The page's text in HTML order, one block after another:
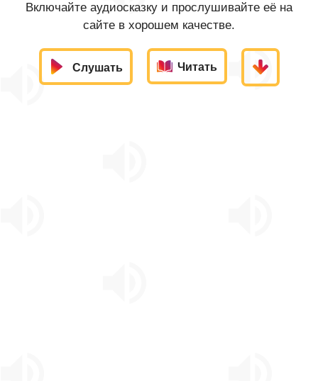
Включайте аудиосказку и прослушивайте её на
сайте в хорошем качестве.
Слушать Читать